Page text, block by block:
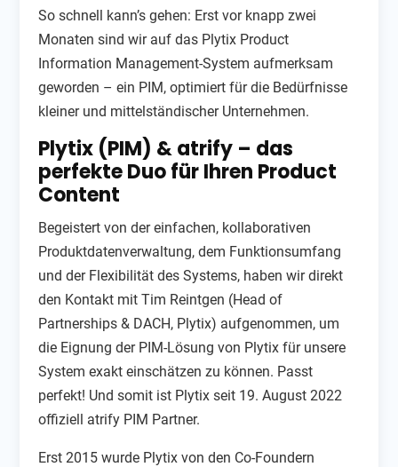
So schnell kann’s gehen: Erst vor knapp zwei
Monaten sind wir auf das Plytix Product
Information Management-System aufmerksam
geworden – ein PIM, optimiert für die Bedürfnisse
kleiner und mittelständischer Unternehmen.
Plytix (PIM) & atrify – das
perfekte Duo für Ihren Product
Content
Begeistert von der einfachen, kollaborativen
Produktdatenverwaltung, dem Funktionsumfang
und der Flexibilität des Systems, haben wir direkt
den Kontakt mit Tim Reintgen (Head of
Partnerships & DACH, Plytix) aufgenommen, um
die Eignung der PIM-Lösung von Plytix für unsere
System exakt einschätzen zu können. Passt
perfekt! Und somit ist Plytix seit 19. August 2022
offiziell atrify PIM Partner.
Erst 2015 wurde Plytix von den Co-Foundern